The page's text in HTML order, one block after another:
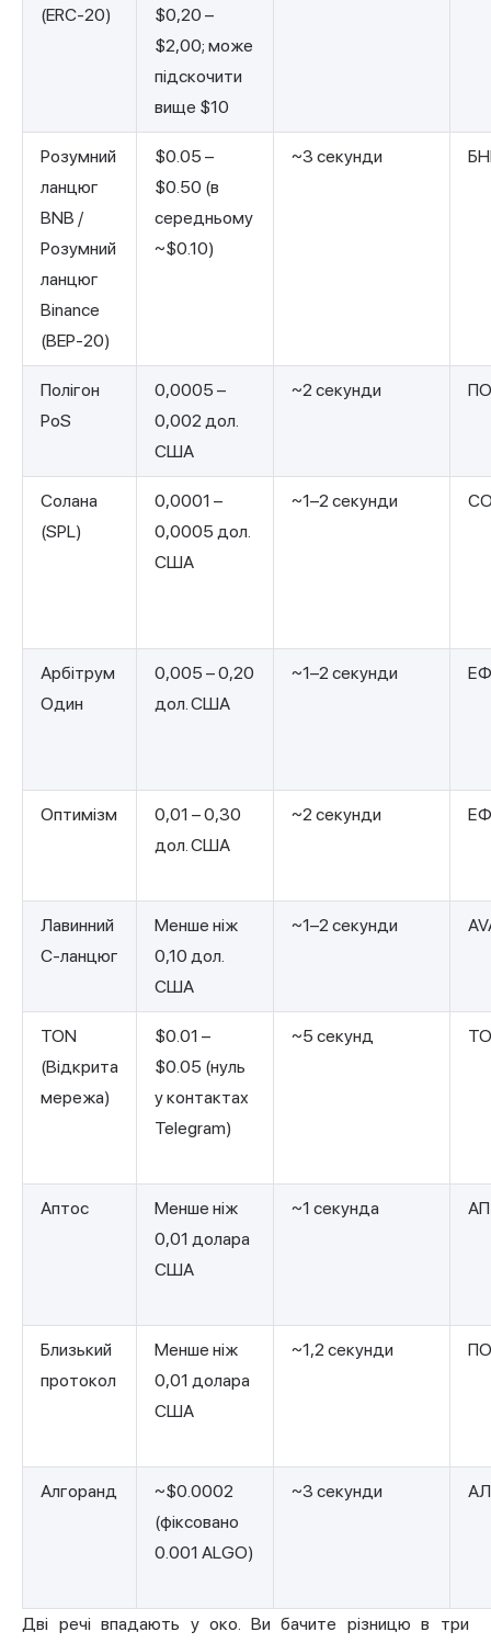
(ERC-20)
$0,20 –
$2,00; може
підскочити
вище $10
Розумний
ланцюг
BNB /
Розумний
ланцюг
Binance
(BEP-20)
$0.05 –
$0.50 (в
середньому
~$0.10)
~3 секунди
Полігон
PoS
0,0005 –
0,002 дол.
США
~2 секунди
Солана
(SPL)
0,0001 –
0,0005 дол.
США
~1–2 секунди
Арбітрум
Один
0,005 – 0,20
дол. США
~1–2 секунди
Оптимізм
0,01 – 0,30
дол. США
~2 секунди
Лавинний
C-ланцюг
Менше ніж
0,10 дол.
США
~1–2 секунди
TON
(Відкрита
мережа)
$0.01 –
$0.05 (нуль
у контактах
Telegram)
~5 секунд
Аптос
Менше ніж
0,01 долара
США
~1 секунда
Близький
протокол
Менше ніж
0,01 долара
США
~1,2 секунди
Алгоранд
~$0.0002
(фіксовано
0.001 ALGO)
~3 секунди
Дві речі впадають у око. Ви бачите різницю в три